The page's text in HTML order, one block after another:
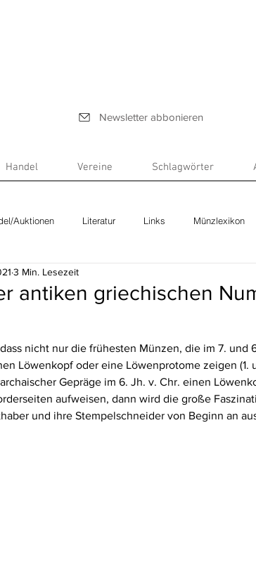
Newsletter abbonieren
Handel Vereine Schlagwörter
Auktionen Literatur Links Münzlexikon
antiken griechischen
3 Min. Lesezeit
nicht nur die frühesten Münzen, die im 7. und
Löwenkopf oder eine Löwenprotome zeigen (1.
Gepräge im 6. Jh. v. Chr. einen
aufweisen, dann wird die große
und ihre Stempelschneider von Beginn an